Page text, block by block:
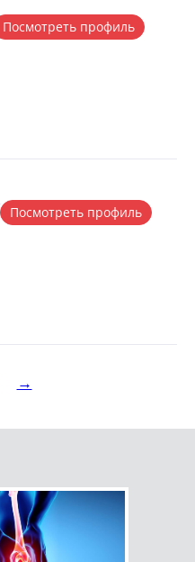
Посмотреть профиль
Посмотреть профиль
→